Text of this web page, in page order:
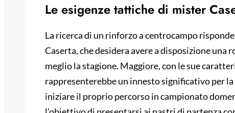
Le esigenze tattiche di mister
La ricerca di un rinforzo a centrocampo
Caserta, che desidera avere a disposizione
meglio la stagione. Maggiore, con le sue
rappresenterebbe un innesto significativo per la
iniziare il proprio percorso in campionato